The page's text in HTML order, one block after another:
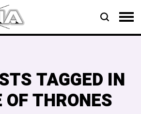
TAGGED IN
THRONES